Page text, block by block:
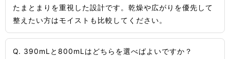
たまとまりを重視した設計です。乾燥や広がりを優先して
整えたい方はモイストも比較してください。
Q. 390mLと800mLはどちらを選べばよいですか？